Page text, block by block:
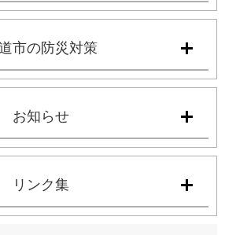
市の防災対策
お知らせ
リンク集